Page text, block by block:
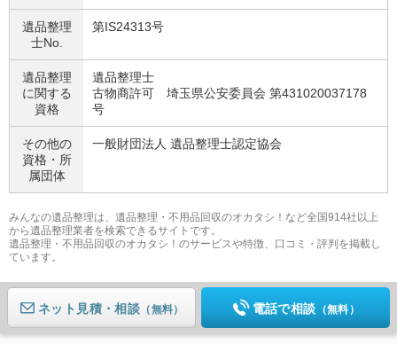
遺品整理
士No.
第IS24313号
遺品整理
に関する
資格
遺品整理士
古物商許可 埼玉県公安委員会 第431020037178
号
その他の
資格・ 所
属団体
一般財団法人 遺品整理士認定協会
みんなの遺品整理は、遺品整理・不用品回収のオカタシ！など全国914社以上
から遺品整理業者を検索できるサイトです。
遺品整理・不用品回収のオカタシ！のサービスや特徴、口コミ・評判を掲載し
ています。
ネット見積 （無料） 電話で相談 （無料）